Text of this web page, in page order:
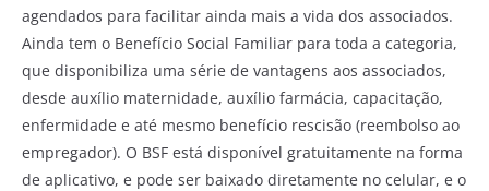
agendados para facilitar ainda mais a vida dos associados.
Ainda tem o Benefício Social Familiar para toda a categoria,
que disponibiliza uma série de vantagens aos associados,
desde auxílio maternidade, auxílio farmácia, capacitação,
enfermidade e até mesmo benefício rescisão (reembolso ao
empregador). O BSF está disponível gratuitamente na forma
de aplicativo, e pode ser baixado diretamente no celular, e o